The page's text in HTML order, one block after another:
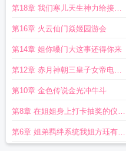
第18章 我们寒儿天生神力给接接
地气
第16章 火云仙门焱姬园游会
第14章 姐你嗓门大这事还得你来
第12章 赤月神朝三皇子女帝电麻
了
第10章 金色传说金光冲牛斗
第8章 在姐姐身上打卡抽奖的仪式
感
第6章 姐弟羁绊系统我姐方珏有大